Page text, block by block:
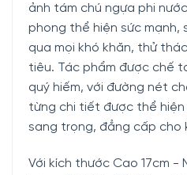
ảnh tám chú ngựa phi
phong thể hiện sức mạnh,
qua mọi khó khăn, thử
tiêu. Tác phẩm được chế
quý hiếm, với đường nét
từng chi tiết được thể
sang trọng, đẳng cấp cho
Với kích thước Cao 17cm -